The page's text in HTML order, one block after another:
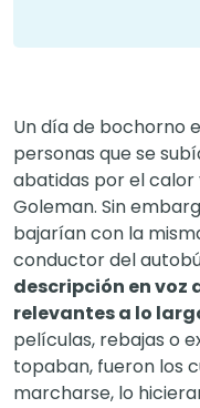
Un día de bochorno
personas que se
abatidas por el calor
Goleman. Sin
bajarían con la
conductor del
descripción en voz
relevantes a lo
películas, rebajas o
topaban, fueron los
marcharse, lo